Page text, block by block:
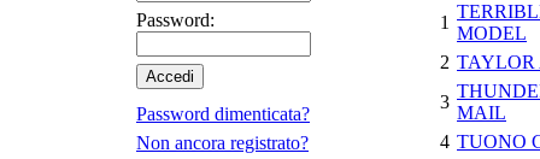
Password:
Password dimenticata?
Non ancora registrato?
1
MODEL
2 TAYLOR
3
MAIL
4 TUONO